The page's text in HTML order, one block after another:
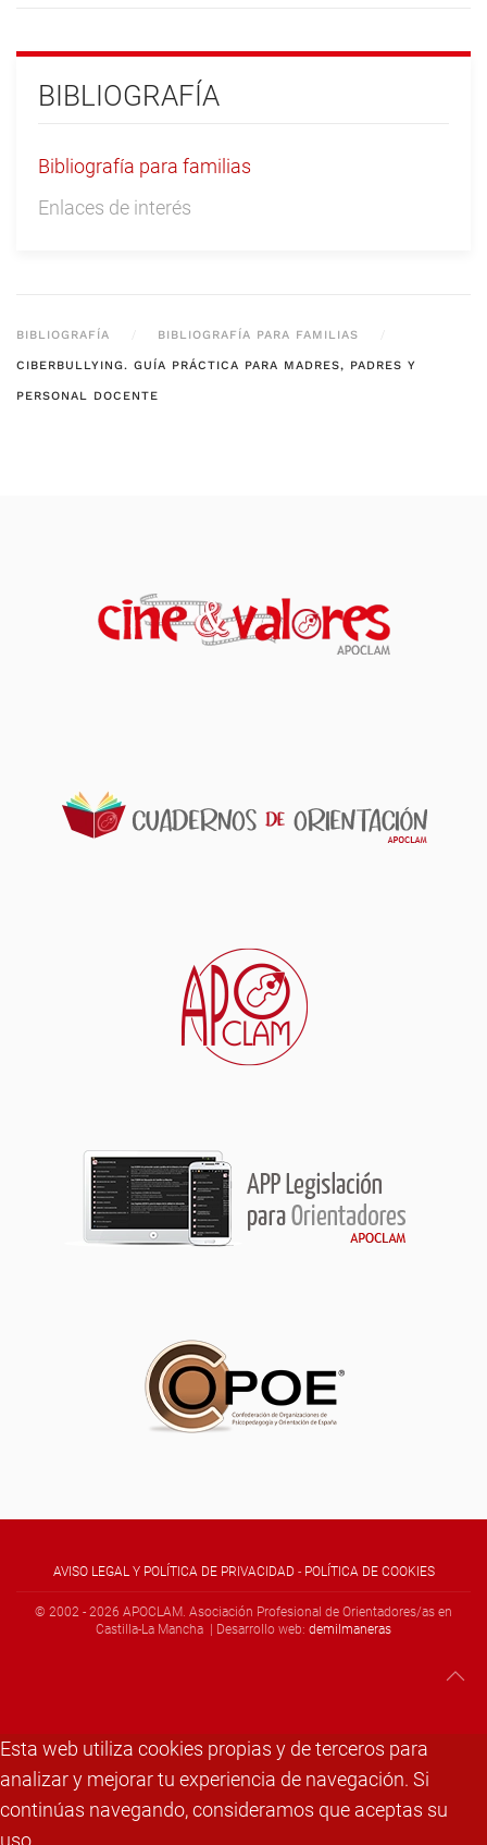
BIBLIOGRAFÍA
Bibliografía para familias
Enlaces de interés
BIBLIOGRAFÍA BIBLIOGRAFÍA PARA FAMILIAS
CIBERBULLYING. GUÍA PRÁCTICA PARA MADRES, PADRES Y
PERSONAL DOCENTE
AVISO LEGAL Y POLÍTICA DE PRIVACIDAD- POLÍTICA DE COOKIES
© 2002 - 2026 APOCLAM. Asociación Profesional de Orientadores/as en
Castilla-La Mancha | Desarrollo web: demilmaneras
Esta web utiliza cookies propias y de terceros para
analizar y mejorar tu experiencia de navegación. Si
continúas navegando, consideramos que aceptas su
uso.